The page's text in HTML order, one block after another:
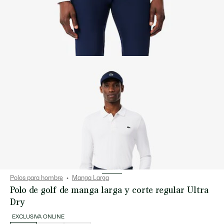
Polos para hombre Manga Larga
Polo de golf de manga larga y corte regular Ultra
Dry
EXCLUSIVA ONLINE